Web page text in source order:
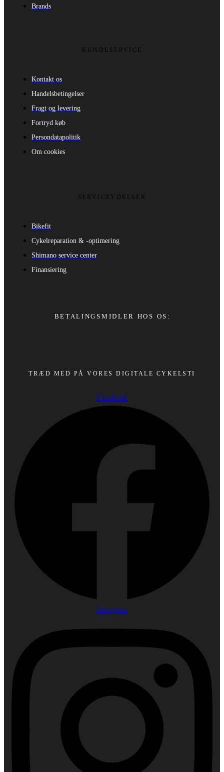
Brands
KUNDESERVICE
Kontakt os
Handelsbetingelser
Fragt og levering
Fortryd køb
Persondatapolitik
Om cookies
SERVICEYDELSER
Bikefit
Cykelreparation & -optimering
Shimano service center
Finansiering
BETALINGSMIDLER HOS OS:
TRÆD MED PÅ VORES DIGITALE CYKELSTI
Facebook
Instagram